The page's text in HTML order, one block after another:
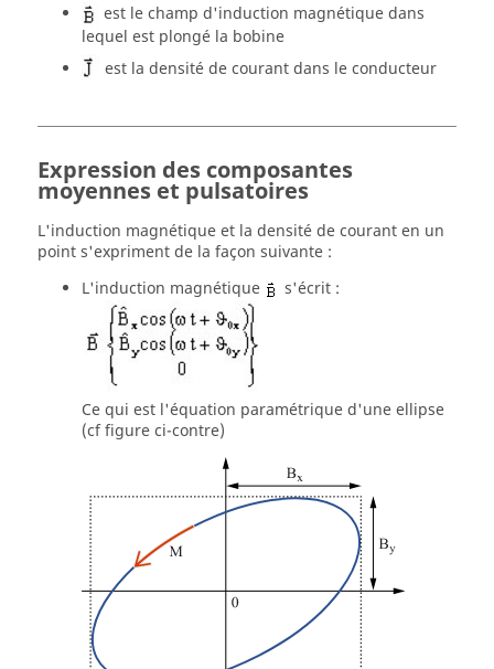
est le champ d'induction magnétique dans
lequel est plongé la bobine
est la densité de courant dans le conducteur
Expression des composantes
moyennes et pulsatoires
L'induction magnétique et la densité de courant en un
point s'expriment de la façon suivante :
L'induction magnétique
s'écrit :
Ce qui est l'équation paramétrique d'une ellipse
(cf figure ci-contre)